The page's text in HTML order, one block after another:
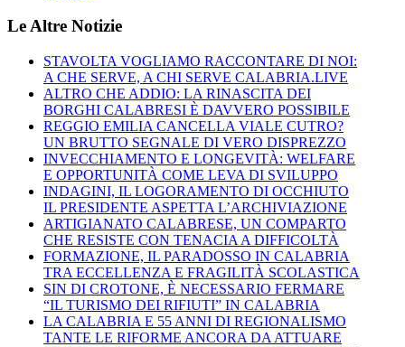
Le Altre Notizie
STAVOLTA VOGLIAMO RACCONTARE DI NOI:
A CHE SERVE, A CHI SERVE CALABRIA.LIVE
ALTRO CHE ADDIO: LA RINASCITA DEI
BORGHI CALABRESI È DAVVERO POSSIBILE
REGGIO EMILIA CANCELLA VIALE CUTRO?
UN BRUTTO SEGNALE DI VERO DISPREZZO
INVECCHIAMENTO E LONGEVITÀ: WELFARE
E OPPORTUNITÀ COME LEVA DI SVILUPPO
INDAGINI, IL LOGORAMENTO DI OCCHIUTO
IL PRESIDENTE ASPETTA L’ARCHIVIAZIONE
ARTIGIANATO CALABRESE, UN COMPARTO
CHE RESISTE CON TENACIA A DIFFICOLTÀ
FORMAZIONE, IL PARADOSSO IN CALABRIA
TRA ECCELLENZA E FRAGILITÀ SCOLASTICA
SIN DI CROTONE, È NECESSARIO FERMARE
“IL TURISMO DEI RIFIUTI” IN CALABRIA
LA CALABRIA E 55 ANNI DI REGIONALISMO
TANTE LE RIFORME ANCORA DA ATTUARE